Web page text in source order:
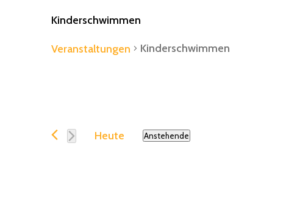
Kinderschwimmen
Veranstaltungen Kinderschwimmen
Veranstaltungen
Heute Anstehende